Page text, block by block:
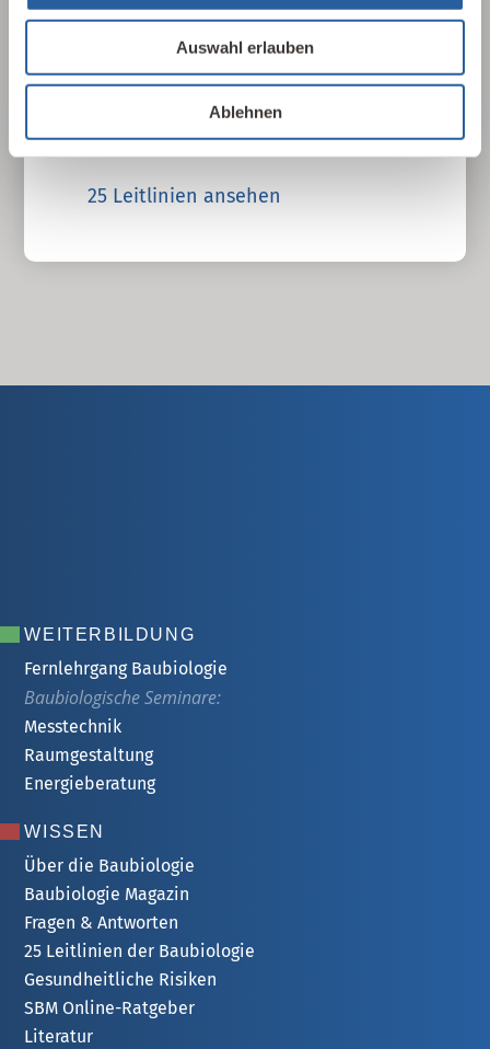
Auswahl erlauben
Ablehnen
Überblick haben wir in 25 Leitlinien der
Baubiologie die wichtigsten Parameter
herausgearbeitet, sortiert und
zusammengefasst. In 17 Sprachen, als PDF
oder als Plakat erhältlich.
25 Leitlinien ansehen
WEITERBILDUNG
Fernlehrgang Baubiologie
Baubiologische Seminare:
Messtechnik
Raumgestaltung
Energieberatung
WISSEN
Über die Baubiologie
Baubiologie Magazin
Fragen & Antworten
25 Leitlinien der Baubiologie
Gesundheitliche Risiken
SBM Online-Ratgeber
Literatur